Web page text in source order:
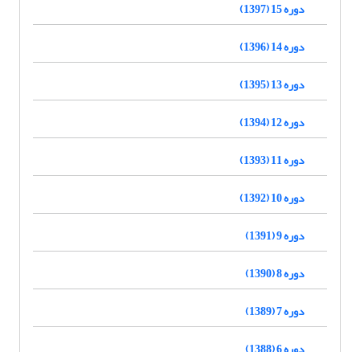
دوره 15 (1397)
دوره 14 (1396)
دوره 13 (1395)
دوره 12 (1394)
دوره 11 (1393)
دوره 10 (1392)
دوره 9 (1391)
دوره 8 (1390)
دوره 7 (1389)